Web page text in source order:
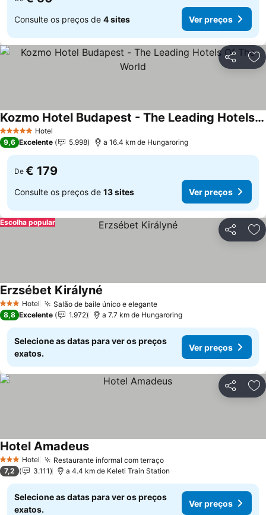
Consulte os preços de 4 sites Ver preços
Partilhar
5 Estrelas Hotel
Kozmo Hotel Budapest - The Leading Hotels Of The World
Ver preços
9,6 Excelente 5.998 a 16.4 km de Hungaroring
De € 179
Consulte os preços de 13 sites Ver preços
Partilhar
Escolha popular
3 EstrelasHotel Salão de baile único e eleganteVer preços
Erzsébet Királyné
8,8 Excelente 1.972 a 7.7 km de Hungaroring
Selecione as datas para ver os preços
exatos.
Ver preços
Partilhar
3 EstrelasHotel Restaurante informal com terraçoVer preços
Hotel AmadeusVer preços
7,2 3.111 a 4.4 km de Keleti Train Station
Selecione as datas para ver os preços
exatos.
Ver preços